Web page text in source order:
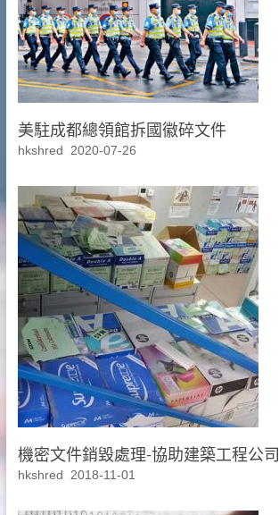
服
務
美駐成都總領館拆國徽碎文件
hkshred 2020-07-26
機密文件銷毀處理-協助建築工程公司
hkshred 2018-11-01